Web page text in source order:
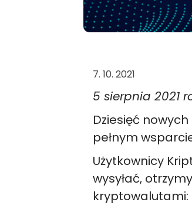
7. 10. 2021
5 sierpnia 2021
Dziesięć
pełnym
Użytkownicy
wysyłać,
kryptowalutami: